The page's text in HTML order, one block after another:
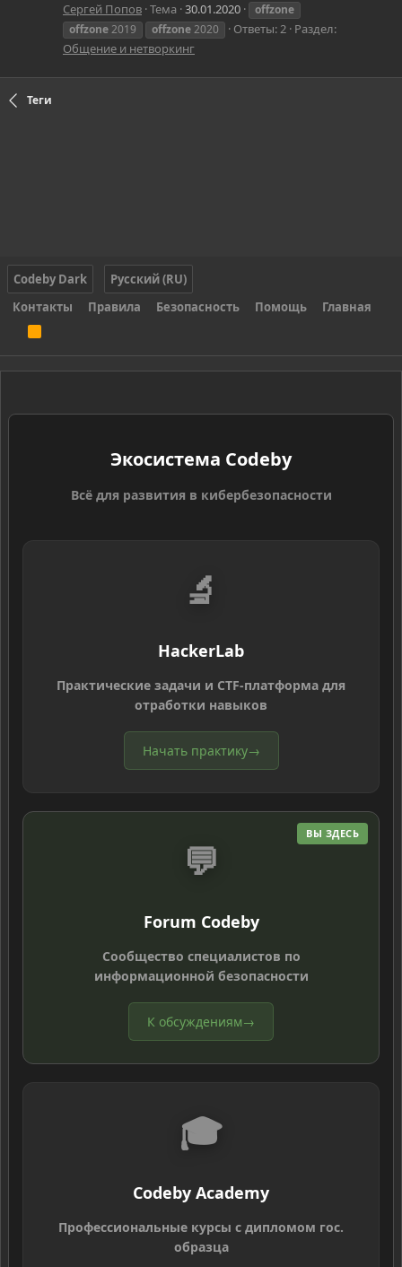
Сергей Попов Тема 30.01.2020
offzone
offzone2019 offzone2020 Ответы: 2 Раздел:
Общение и нетворкинг
Теги
Codeby Dark
Русский (RU)
Контакты
Правила Безопасность Помощь Главная
S
Экосистема Codeby
Всё для развития в кибербезопасности
🔬
HackerLab
Практические задачи и CTF-платформа для
отработки навыков
Начать практику→
ВЫ ЗДЕСЬ
💬
Forum Codeby
Сообщество специалистов по
информационной безопасности
К обсуждениям→
🎓
Codeby Academy
Профессиональные курсы с дипломом гос.
образца